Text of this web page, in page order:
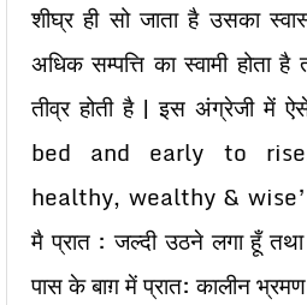
शीघ्र ही सो जाता है उसका
अधिक सम्पत्ति का स्वामी होता
तीव्र होती है | इस अंग्रेजी में
bed and early to
healthy, wealthy & wise’
मै प्रात : जल्दी उठने लगा हूँ
पास के बाग़ में प्रात: कालीन